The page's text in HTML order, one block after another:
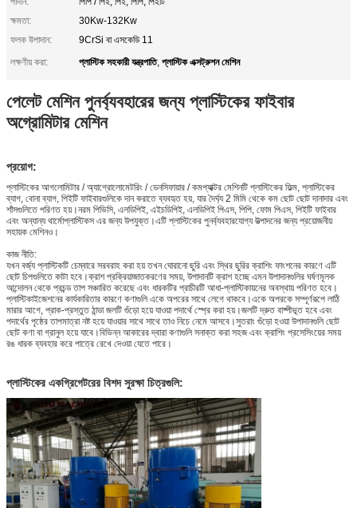
ক্ষমতা:
30Kw-132Kw
ফলক উপাদান:
9CrSi বা এসকেডি 11
লক্ষণীয় করা:
প্লাস্টিক সহকারী যন্ত্রপাতি, প্লাস্টিক এক্সট্রুশন মেশিন
পেলেট মেশিন পুনর্ব্যবহারের জন্য প্লাস্টিকের ফাইবার
অগ্রোমিটার মেশিন
প্রয়োগ:
প্লাস্টিকের আগলোমিটার / অ্যাগ্রোলোমেটরিং / ডেনসিফায়ার / কমপ্যাক্টর মেশিনটি প্লাস্টিকের ফিল্ম, প্লাস্টিকের
ব্যাগ, বোনা ব্যাগ, পিইটি ফাইবারগুলিকে দান করাতে ব্যবহৃত হয়, যার দৈর্ঘ্য 2 মিমি থেকে কম ছোট ছোট দানাদার এবং
শাঁসগুলিতে পরিণত হয়।নরম পিভিসি, এলডিপিই, এইচডিপিই, এলডিপিই পিএস, পিপি, ফোম পিএস, পিইটি ফাইবার
এবং অন্যান্য থার্মোপ্লাস্টিকস এর জন্য উপযুক্ত।এটি প্লাস্টিকের পুনর্ব্যবহারযোগ্য উত্পাদনের জন্য প্রয়োজনীয়
সহায়ক মেশিনও।
কাজ নীতি:
যখন বর্জ্য প্লাস্টিকটি চেম্বারে সরবরাহ করা হয় তখন ঘোরানো ছুরি এবং স্থির ছুরির ক্রাশিং ফাংশনের কারণে এটি
ছোট চিপগুলিতে কাটা হবে।ক্রাশ প্রক্রিয়াজাতকরণের সময়, উপাদানটি ক্রাশ হচ্ছে এমন উপাদানগুলির ঘর্ষণমূলক
আন্দোলন থেকে প্রচন্ড তাপ সঞ্চারিত করেছে এবং ধারকটির প্রাচীরটি আধা-প্লাস্টিকায়নের অবস্থায় পরিণত হবে।
প্লাস্টিকাইজেশনের কার্যকারিতার কারণে কণাগুলি একে অপরের সাথে লেগে থাকবে।একে অপরকে সম্পূর্ণরূপে লাঠি
মারার আগে, প্রাক-প্রস্তুত ঠান্ডা জলটি গুঁড়ো হয়ে যাওয়া পদার্থে স্প্রে করা হয়।জলটি দ্রুত বাষ্পীভূত হবে এবং
পদার্থের পৃষ্ঠের তাপমাত্রা নষ্ট হয়ে যাওয়ার সাথে সাথে তাও নিচে নেমে আসবে।সুতরাং গুঁড়ো হওয়া উপাদানগুলি ছোট
ছোট কণা বা গ্রানুল হয়ে যাবে।বিভিন্ন আকারের দ্বারা কণাগুলি সনাক্ত করা সহজ এবং ক্রাশিং প্রসেসিংয়ের সময়
রঙ ধারক ব্যবহার করে পাত্রে রেখে দেওয়া যেতে পারে।
প্লাস্টিকের একগ্রিগেটরের বিশদ সুরক্ষা চিত্রগুলি: